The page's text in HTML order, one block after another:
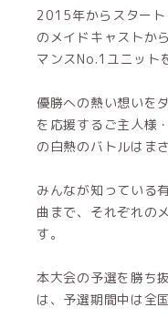
2015年からスター
のメイドキャストか
マンスNo.1ユニット
優勝への熱い想いを
を応援するご主人様
の白熱のバトルはま
みんなが知っている
曲まで、それぞれの
す。
本大会の予選を勝ち
は、予選期間中は全